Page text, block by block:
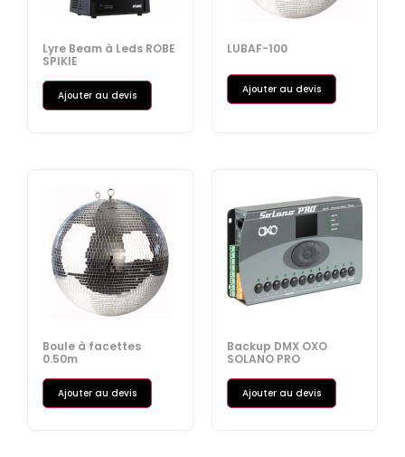
Lyre Beam à Leds ROBE
SPIKIE
Ajouter au devis
LUBAF-100
Ajouter au devis
Boule à facettes
0.50m
Ajouter au devis
Backup DMX OXO
SOLANO PRO
Ajouter au devis